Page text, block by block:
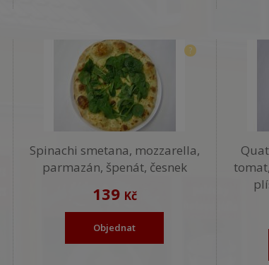
Spinachi smetana, mozzarella,
parmazán, špenát, česnek
139 Kč
Objednat
?